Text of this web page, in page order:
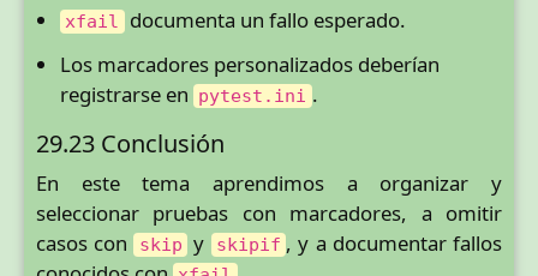
xfail documenta un fallo esperado.
Los marcadores personalizados deberían
registrarse en pytest.ini .
29.23 Conclusión
En este tema aprendimos a organizar y
seleccionar pruebas con marcadores, a omitir
casos con skip y skipif , y a documentar fallos